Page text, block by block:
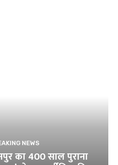
NEWS
का 400 साल पुराना